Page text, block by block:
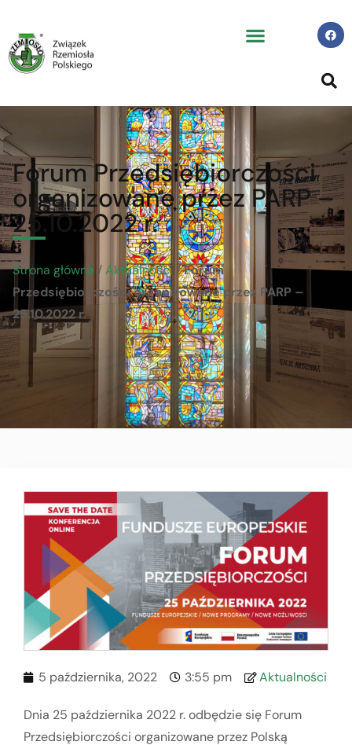
Forum Przedsiębiorczości
organizowane przez PARP –
25.10.2022 r.
Strona główna /Aktualności /Forum
Przedsiębiorczości organizowane przez PARP –
25.10.2022 r.
5 października, 2022 3:55 pm Aktualności
Dnia 25 października 2022 r. odbędzie się Forum
Przedsiębiorczości organizowane przez Polską